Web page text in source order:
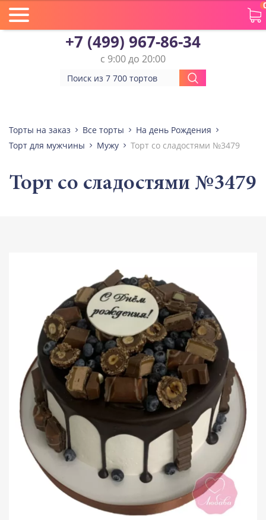
+7 (499) 967-86-34
с 9:00 до 20:00
Торты на заказ Все торты
На день Рождения
Торт для мужчины
Мужу Торт со сладостями №3479
Торт со сладостями №3479